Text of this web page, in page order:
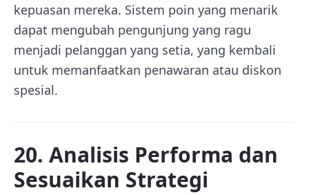
kepuasan mereka. Sistem poin yang menarik
dapat mengubah pengunjung yang ragu
menjadi pelanggan yang setia, yang kembali
untuk memanfaatkan penawaran atau diskon
spesial.
20. Analisis Performa dan
Sesuaikan Strategi